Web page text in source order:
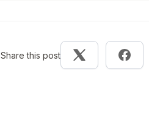
Share this post